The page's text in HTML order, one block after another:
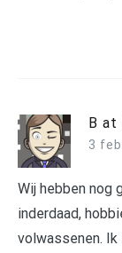
B at
3
Wij hebben nog
inderdaad,
volwassenen.